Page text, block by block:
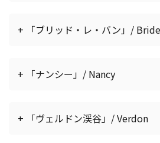
+ 「ブリッド・レ・バン」/
+ 「ナンシー」/ Nancy
+ 「ヴェルドン渓谷」/ Verdon